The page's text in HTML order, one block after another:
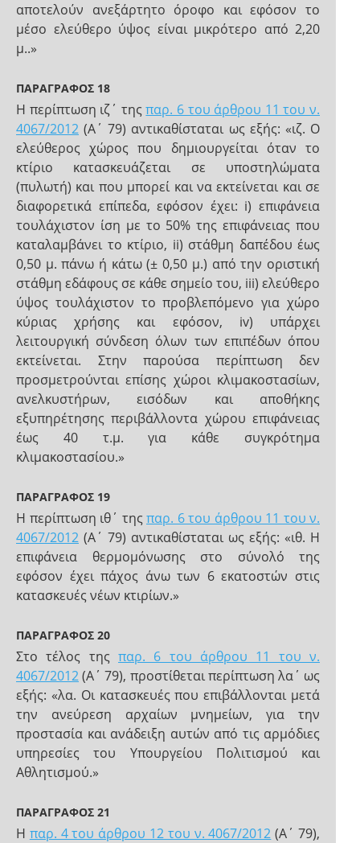
αποτελούν ανεξάρτητο όροφο και εφόσον το
μέσο ελεύθερο ύψος είναι μικρότερο από 2,20
μ..»
ΠΑΡΑΓΡΑΦΟΣ 18
Η περίπτωση ιζ΄ τηςπαρ. 6 του άρθρου 11 του ν.
4067/2012 (Α΄ 79) αντικαθίσταται ως εξής: «ιζ. Ο
ελεύθερος χώρος που δημιουργείται όταν το
κτίριο κατασκευάζεται σε υποστηλώματα
(πυλωτή) και που μπορεί και να εκτείνεται και σε
διαφορετικά επίπεδα, εφόσον έχει: i) επιφάνεια
τουλάχιστον ίση με το 50% της επιφάνειας που
καταλαμβάνει το κτίριο, ii) στάθμη δαπέδου έως
0,50 μ. πάνω ή κάτω (± 0,50 μ.) από την οριστική
στάθμη εδάφους σε κάθε σημείο του, iii) ελεύθερο
ύψος τουλάχιστον το προβλεπόμενο για χώρο
κύριας χρήσης και εφόσον, iv) υπάρχει
λειτουργική σύνδεση όλων των επιπέδων όπου
εκτείνεται. Στην παρούσα περίπτωση δεν
προσμετρούνται επίσης χώροι κλιμακοστασίων,
ανελκυστήρων, εισόδων και αποθήκης
εξυπηρέτησης περιβάλλοντα χώρου επιφάνειας
έως 40 τ.μ. για κάθε συγκρότημα
κλιμακοστασίου.»
ΠΑΡΑΓΡΑΦΟΣ 19
Η περίπτωση ιθ΄ της παρ. 6 του άρθρου 11 του ν.
4067/2012 (Α΄ 79) αντικαθίσταται ως εξής: «ιθ. Η
επιφάνεια θερμομόνωσης στο σύνολό της
εφόσον έχει πάχος άνω των 6 εκατοστών στις
κατασκευές νέων κτιρίων.»
ΠΑΡΑΓΡΑΦΟΣ 20
Στο τέλος της παρ. 6 του άρθρου 11 του ν.
4067/2012(Α΄ 79), προστίθεται περίπτωση λα΄ ως
εξής: «λα. Οι κατασκευές που επιβάλλονται μετά
την ανεύρεση αρχαίων μνημείων, για την
προστασία και ανάδειξη αυτών από τις αρμόδιες
υπηρεσίες του Υπουργείου Πολιτισμού και
Αθλητισμού.»
ΠΑΡΑΓΡΑΦΟΣ 21
H παρ. 4 του άρθρου 12 του ν. 4067/2012 (Α΄ 79),